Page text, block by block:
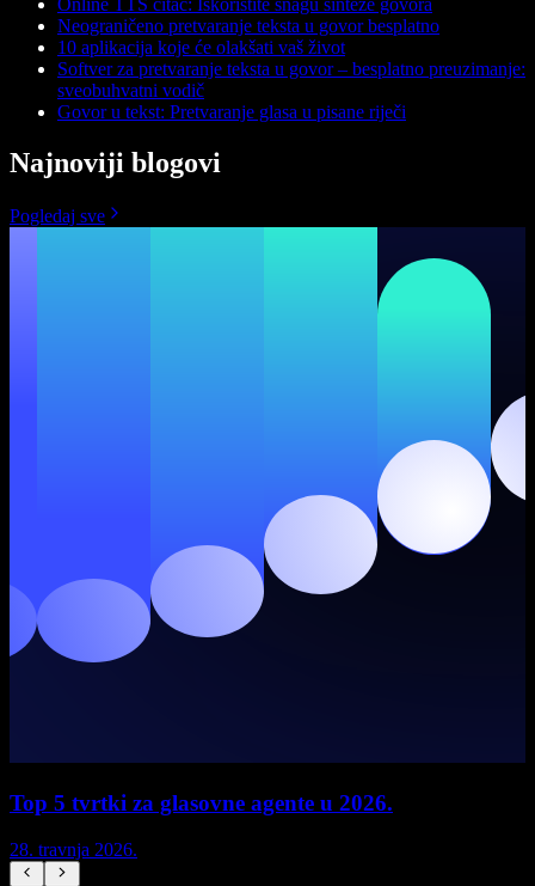
Online TTS čitač: Iskoristite snagu sinteze govora
Neograničeno pretvaranje teksta u govor besplatno
10 aplikacija koje će olakšati vaš život
Softver za pretvaranje teksta u govor – besplatno preuzimanje:
sveobuhvatni vodič
Govor u tekst: Pretvaranje glasa u pisane riječi
Najnoviji blogovi
Pogledaj sve
Top 5 tvrtki za glasovne agente u 2026.
28. travnja 2026.